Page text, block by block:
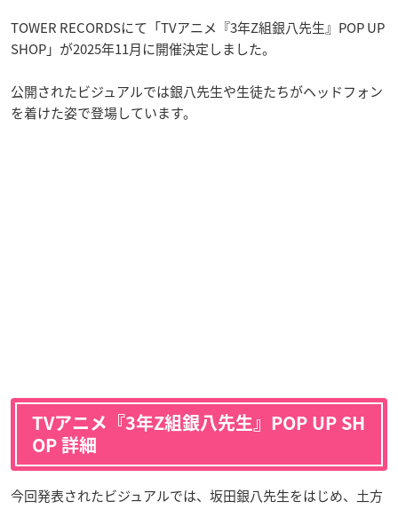
TOWER RECORDSにて「TVアニメ『3年Z組銀八先生』POP UP
SHOP」が2025年11月に開催決定しました。
公開されたビジュアルでは銀八先生や生徒たちがヘッドフォン
を着けた姿で登場しています。
TVアニメ『3年Z組銀八先生』POP UP SH
OP 詳細
今回発表されたビジュアルでは、坂田銀八先生をはじめ、土方